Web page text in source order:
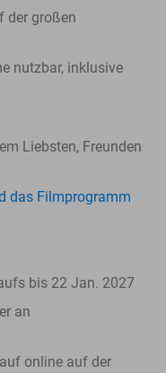
der großen
nutzbar, inklusive
Liebsten, Freunden
das Filmprogramm
bis 22 Jan. 2027
an
online auf der